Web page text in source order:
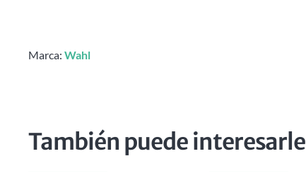
Marca: Wahl
También puede interesarle